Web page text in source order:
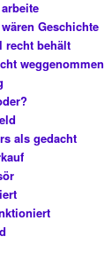
Geschichte
recht behält
weggenommen
als gedacht